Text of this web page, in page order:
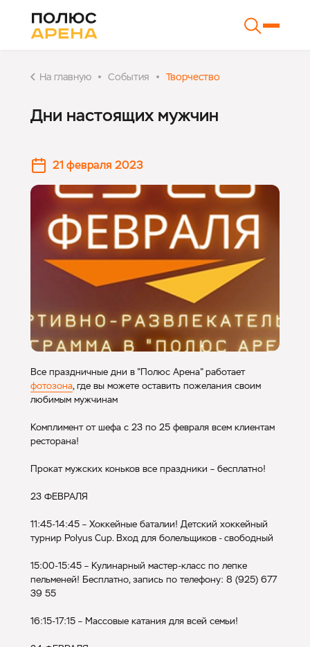
На главную События Творчество
Дни настоящих мужчин
21 февраля 2023
Все праздничные дни в "Полюс Арена" работает
фотозона, где вы можете оставить пожелания своим
любимым мужчинам
Комплимент от шефа с 23 по 25 февраля всем клиентам
ресторана!
Прокат мужских коньков все праздники – бесплатно!
23 ФЕВРАЛЯ
11:45-14:45 – Хоккейные баталии! Детский хоккейный
турнир Polyus Cup. Вход для болельщиков - свободный
15:00-15:45 – Кулинарный мастер-класс по лепке
пельменей! Бесплатно, запись по телефону: 8 (925) 677
39 55
16:15-17:15 – Массовые катания для всей семьи!